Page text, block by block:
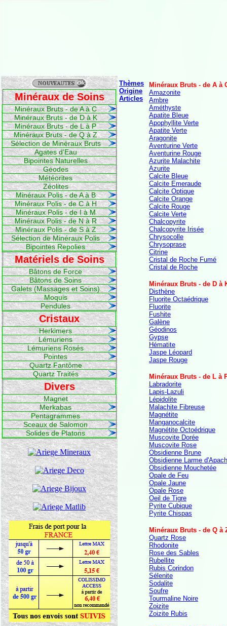
Minéraux de Soins
Minéraux Bruts - de A à C
Minéraux Bruts - de D à K
Minéraux Bruts - de L à P
Minéraux Bruts - de Q à Z
Sélection de Minéraux Bruts
Agates d'Eau
Bipointes Naturelles
Géodes
Météorites
Zéolites
Minéraux Polis - de A à B
Minéraux Polis - de C à H
Minéraux Polis - de I à M
Minéraux Polis - de N à R
Minéraux Polis - de S à Z
Sélection de Minéraux Polis
Bipointes Repolies
Matériels de Soins
Bâtons de Force
Bâtons de Soins
Galets (Massages et Soins)
Moquis
Pendules
Cristaux
Herkimers
Lémuriens
Lémuriens Rosés
Pointes
Quartz Fantôme
Quartz Traités
Divers
Magnet
Merkabas
Pentagrammes
Sceaux de Salomon
Solides de Platons
Thèmes
Origine
Articles
Minéraux Bruts - de A à
Amazonite
Ambre
Améthyste
Apatite Bleue
Apophyllite Verte
Apatite Verte
Aragonite
Aventurine Verte
Aventurine Rouge
Azurite Malachite
Azurite
Calcite Bleue
Calcite Emeraude
Calcite Optique
Calcite Orange
Calcite Rouge
Calcite Verte
Chalcopyrite
Chalcopyrite Irisée
Chrysocolle
Chrysoprase
Citrine
Cristal de Roche Fumé
Cristal de Roche
Minéraux Bruts - de D à
Disthène
Fluorite Octaédrique
Fluorite
Fushite
Galène
Géodinos
Gypse
Hématite
Jaspe Léopard
Jaspe Rouge
Minéraux Bruts - de L à
Labradorite
Lapis-Lazuli
Lépidolite
Malachite Fibreuse
Magnétite
Manganocalcite
Magnétite Octoédrique
Muscovite Dorée
Muscovite Rose
Obsidienne Brune
Obsidienne Larme
Obsidienne Mouchetée
Opale de Feu
Opale Jaune
Opale Rose
Oeil de Tigre
Pyrite Cubique
Pyrite Chispas
Minéraux Bruts - de Q à
Quartz Rose
Rhodonite
Rose des Sables
Rubellite
Rubis Corindon
Sélenite
Sodalite
Soufre
Tourmaline Noire
Zoizite
Zoizite Rubis